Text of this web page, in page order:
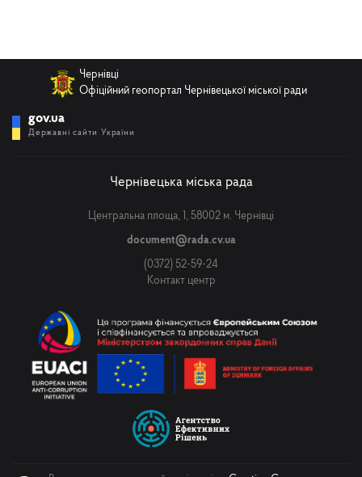
Чернівці
Офіційний геопортал Чернівецької міської ради
gov.ua
Державні сайти України
Чернівецька міська рада
Центральна площа, 1, 58002 м. Чернівці
document@rada.cv.ua
(0372) 52-59-24
Контакт центр